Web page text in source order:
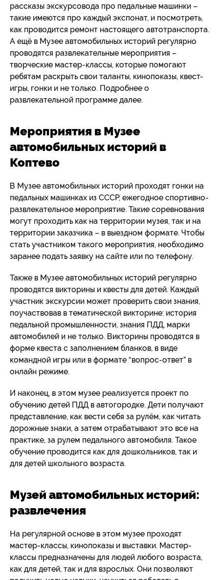
рассказы экскурсовода про педальные машинки –
такие имеются про каждый экспонат, и посмотреть,
как проводится ремонт настоящего автотранспорта.
А ещё в Музее автомобильных историй регулярно
проводятся развлекательные мероприятия –
творческие мастер-классы, которые помогают
ребятам раскрыть свои таланты, кинопоказы, квест-
игры, гонки и не только. Подробнее о
развлекательной программе далее.
Мероприятия в Музее
автомобильных историй в
Коптево
В Музее автомобильных историй проходят гонки на
педальных машинках из СССР, ежегодное спортивно-
развлекательное мероприятие. Такие соревнования
могут проходить как на территории музея, так и на
территории заказчика – в выездном формате. Чтобы
стать участником такого мероприятия, необходимо
заранее подать заявку на сайте или по телефону.
Также в Музее автомобильных историй регулярно
проводятся викторины и квесты для детей. Каждый
участник экскурсии может проверить свои знания,
поучаствовав в тематической викторине: история
педальной промышленности, знания ПДД, марки
автомобилей и не только. Викторины проводятся в
форме квеста с заполнением бланков, в виде
командной игры или в формате “вопрос-ответ” в
онлайн режиме.
И наконец, в этом музее реализуется проект по
обучению детей ПДД в автогородке. Дети получают
представление, как вести себя за рулём, как читать
дорожные знаки, а затем отрабатывают это все на
практике, за рулем педального автомобиля. Такое
обучение проводится как для дошкольников, так и
для детей школьного возраста.
Музей автомобильных историй:
развлечения
На регулярной основе в этом музее проходят
мастер-классы, кинопоказы и выставки. Мастер-
классы предназначены для людей любого возраста,
как для детей, так и для взрослых. Они позволяют